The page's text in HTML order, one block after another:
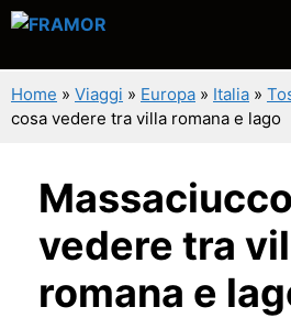
Vai
contenuto
Home » Viaggi » Europa » Italia »
cosa vedere tra villa romana e lago
vedere tra
romana e